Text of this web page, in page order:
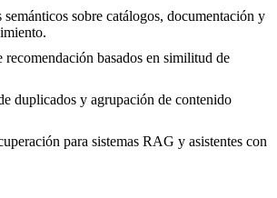
semánticos sobre catálogos, documentación y
recomendación basados en similitud de
duplicados y agrupación de contenido
para sistemas RAG y asistentes con